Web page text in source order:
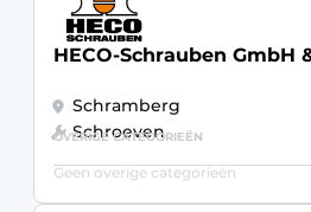
HECO-Schrauben GmbH
Schramberg
Schroeven
OVERIGE CATEGORIEËN
Geen overige categorieën